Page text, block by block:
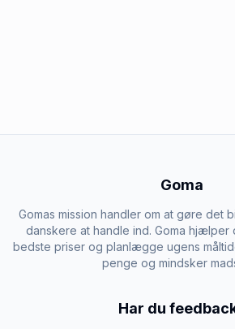
Goma
Gomas mission handler om at gøre det
danskere at handle ind. Goma hjælper
bedste priser og planlægge ugens
penge og mindsker
Har du